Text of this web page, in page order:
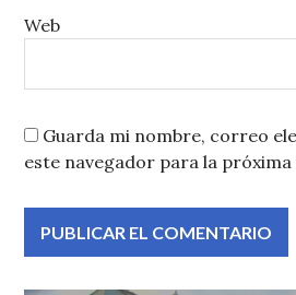
Web
Guarda mi nombre, correo
este navegador para la